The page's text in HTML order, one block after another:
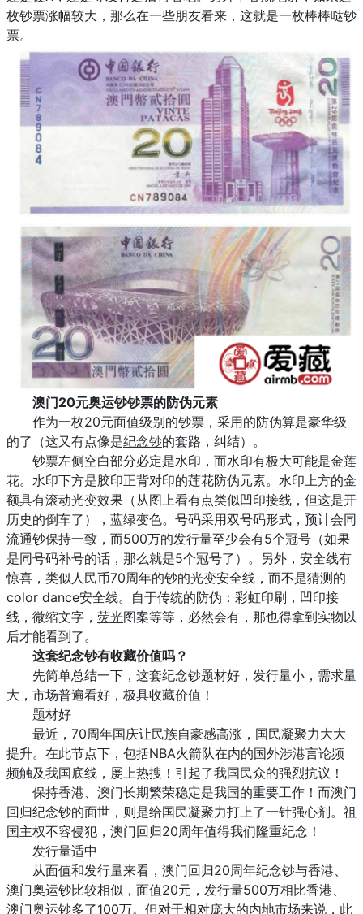
枚钞票涨幅较大，那么在一些朋友看来，这就是一枚棒棒哒钞
票。
澳门20元奥运钞钞票的防伪元素
作为一枚20元面值级别的钞票，采用的防伪算是豪华级
的了（这又有点像是纪念钞的套路，纠结）。
钞票左侧空白部分必定是水印，而水印有极大可能是金莲
花。水印下方是胶印正背对印的莲花防伪元素。水印上方的金
额具有滚动光变效果（从图上看有点类似凹印接线，但这是开
历史的倒车了），蓝绿变色。号码采用双号码形式，预计会同
流通钞保持一致，而500万的发行量至少会有5个冠号（如果
是同号码补号的话，那么就是5个冠号了）。另外，安全线有
惊喜，类似人民币70周年的钞的光变安全线，而不是猜测的
color dance安全线。自于传统的防伪：彩虹印刷，凹印接
线，微缩文字， 荧光图案等等，必然会有，那也得拿到实物以
后才能看到了。
这套纪念钞有收藏价值吗？
先简单总结一下，这套纪念钞题材好，发行量小，需求量
大，市场普遍看好，极具收藏价值！
题材好
最近，70周年国庆让民族自豪感高涨，国民凝聚力大大
提升。在此节点下，包括NBA火箭队在内的国外涉港言论频
频触及我国底线，屡上热搜！引起了我国民众的强烈抗议！
保持香港、澳门长期繁荣稳定是我国的重要工作！而澳门
回归纪念钞的面世，则是给国民凝聚力打上了一针强心剂。祖
国主权不容侵犯，澳门回归20周年值得我们隆重纪念！
发行量适中
从面值和发行量来看，澳门回归20周年纪念钞与香港、
澳门奥运钞比较相似，面值20元，发行量500万相比香港、
澳门奥运钞多了100万。但对于相对庞大的内地市场来说，此